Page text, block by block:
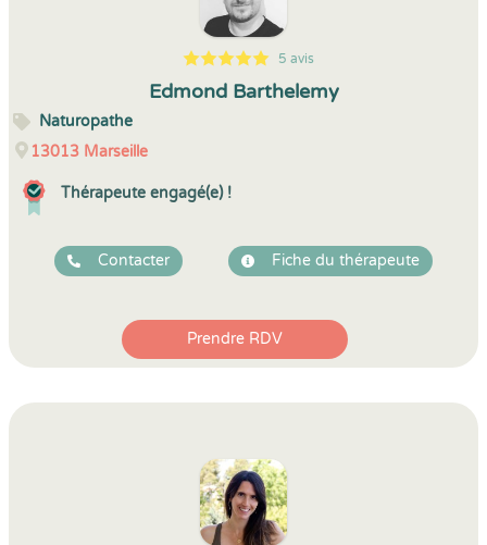
5
1
5
5 5 avis
Edmond Barthelemy
Naturopathe
13013 Marseille
Thérapeute engagé(e) !
Contacter Fiche du thérapeute
Prendre RDV